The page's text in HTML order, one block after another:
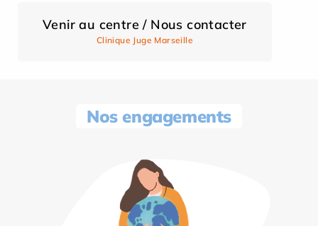
Venir au centre / Nous contacter
Clinique Juge Marseille
Nos engagements